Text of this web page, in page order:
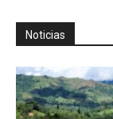
Noticias